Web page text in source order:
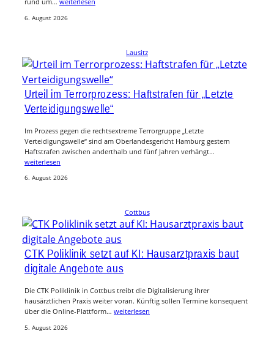
6. August 2026
Lausitz
Urteil im Terrorprozess: Haftstrafen für „Letzte
Verteidigungswelle“
Im Prozess gegen die rechtsextreme Terrorgruppe „Letzte
Verteidigungswelle“ sind am Oberlandesgericht Hamburg gestern
Haftstrafen zwischen anderthalb und fünf Jahren verhängt…
weiterlesen
6. August 2026
Cottbus
CTK Poliklinik setzt auf KI: Hausarztpraxis baut
digitale Angebote aus
Die CTK Poliklinik in Cottbus treibt die Digitalisierung ihrer
hausärztlichen Praxis weiter voran. Künftig sollen Termine konsequent
über die Online-Plattform… weiterlesen
5. August 2026